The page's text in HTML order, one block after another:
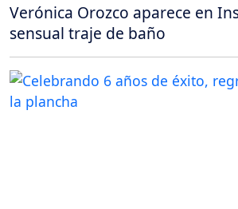
Verónica Orozco aparece en
sensual traje de baño